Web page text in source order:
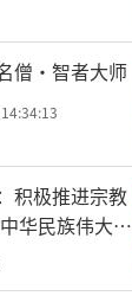
僧·智者大师
积极推进宗教
华民族伟大复